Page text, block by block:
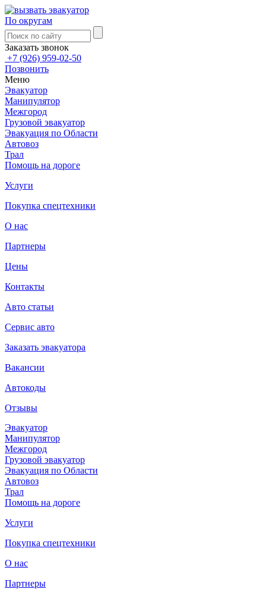
По округам
Заказать звонок
+7 (926) 959-02-50
Позвонить
Меню
Эвакуатор
Манипулятор
Межгород
Грузовой эвакуатор
Эвакуация по Области
Автовоз
Трал
Помощь на дороге
Услуги
Покупка спецтехники
О нас
Партнеры
Цены
Контакты
Авто статьи
Сервис авто
Заказать эвакуатора
Вакансии
Автокоды
Отзывы
Эвакуатор
Манипулятор
Межгород
Грузовой эвакуатор
Эвакуация по Области
Автовоз
Трал
Помощь на дороге
Услуги
Покупка спецтехники
О нас
Партнеры